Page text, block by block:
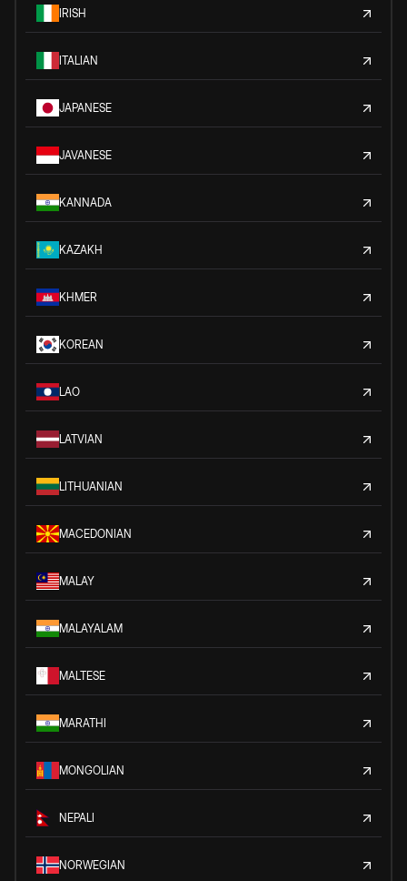
IRISH
ITALIAN
JAPANESE
JAVANESE
KANNADA
KAZAKH
KHMER
KOREAN
LAO
LATVIAN
LITHUANIAN
MACEDONIAN
MALAY
MALAYALAM
MALTESE
MARATHI
MONGOLIAN
NEPALI
NORWEGIAN